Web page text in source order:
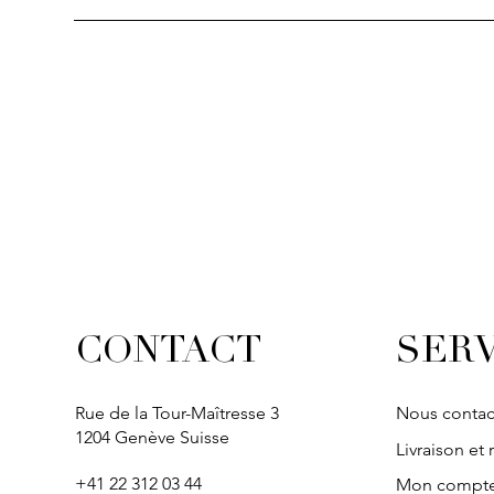
CONTACT
Rue de la Tour-Maîtresse 3
1204 Genève Suisse
+41 22 312 03 44
Nous
Livraison et
Mon